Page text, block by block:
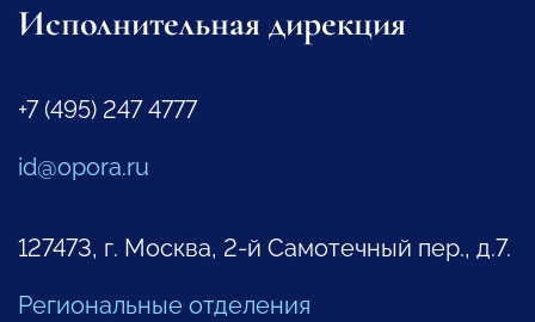
Исполнительная дирекция
+7 (495) 247 4777
id@opora.ru
127473, г. Москва, 2-й Самотечный пер., д.7.
Региональные отделения